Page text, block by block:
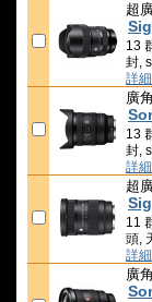
超
13
封,
詳
廣
13
封,
詳
超
11
頭,
詳
廣